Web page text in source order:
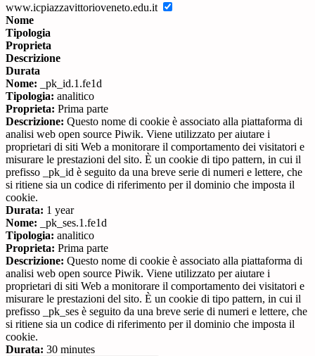
www.icpiazzavittorioveneto.edu.it
Nome
Tipologia
Proprieta
Descrizione
Durata
Nome: _pk_id.1.fe1d
Tipologia: analitico
Proprieta: Prima parte
Descrizione: Questo nome di cookie è associato alla piattaforma di
analisi web open source Piwik. Viene utilizzato per aiutare i
proprietari di siti Web a monitorare il comportamento dei visitatori e
misurare le prestazioni del sito. È un cookie di tipo pattern, in cui il
prefisso _pk_id è seguito da una breve serie di numeri e lettere, che
si ritiene sia un codice di riferimento per il dominio che imposta il
cookie.
Durata: 1 year
Nome: _pk_ses.1.fe1d
Tipologia: analitico
Proprieta: Prima parte
Descrizione: Questo nome di cookie è associato alla piattaforma di
analisi web open source Piwik. Viene utilizzato per aiutare i
proprietari di siti Web a monitorare il comportamento dei visitatori e
misurare le prestazioni del sito. È un cookie di tipo pattern, in cui il
prefisso _pk_ses è seguito da una breve serie di numeri e lettere, che
si ritiene sia un codice di riferimento per il dominio che imposta il
cookie.
Durata: 30 minutes